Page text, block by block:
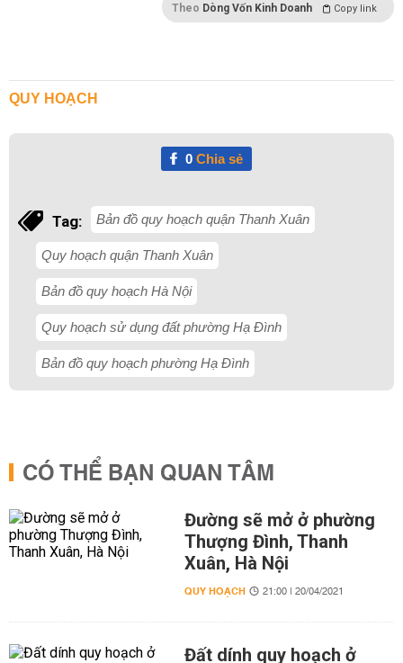
Theo Dòng Vốn Kinh Doanh Copy link
QUY HOẠCH
0Chia sẻ
Tag: Bản đồ quy hoạch quận Thanh Xuân
Quy hoạch quận Thanh Xuân
Bản đồ quy hoạch Hà Nội
Quy hoạch sử dụng đất phường Hạ Đình
Bản đồ quy hoạch phường Hạ Đình
CÓ THỂ BẠN QUAN TÂM
Đường sẽ mở ở phường
Thượng Đình, Thanh
Xuân, Hà Nội
QUY HOẠCH 21:00 | 20/04/2021
Đất dính quy hoạch ở